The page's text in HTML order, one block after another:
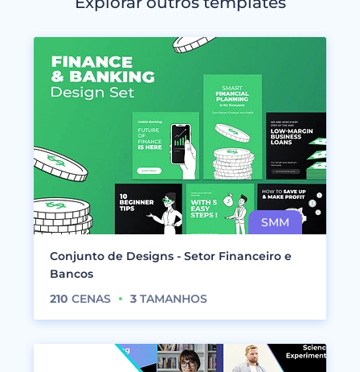
Conjunto de Designs - Setor Financeiro e
Bancos
210 CENAS 3 TAMANHOS